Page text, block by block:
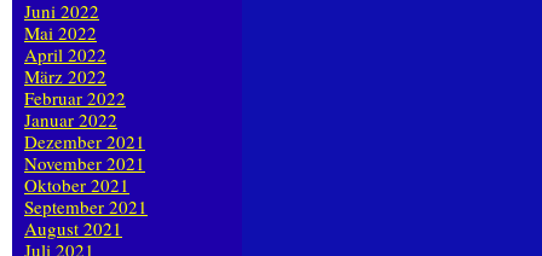
Juni 2022
Mai 2022
April 2022
März 2022
Februar 2022
Januar 2022
Dezember 2021
November 2021
Oktober 2021
September 2021
August 2021
Juli 2021